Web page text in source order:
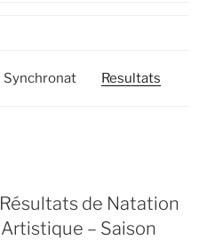
Synchronat Resultats
Résultats de Natation
Artistique – Saison